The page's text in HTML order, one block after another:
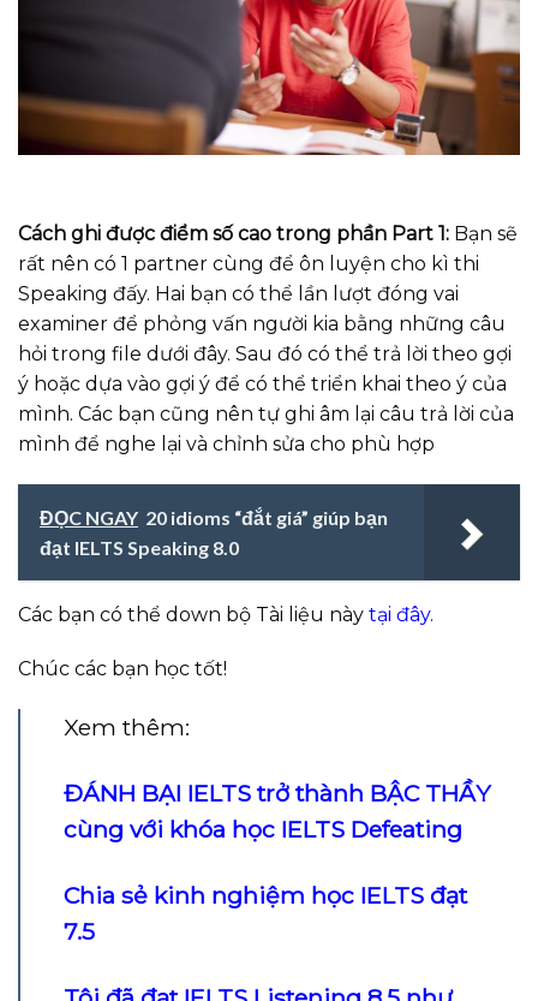
Cách ghi được điểm số cao trong phần Part 1: Bạn sẽ
rất nên có 1 partner cùng để ôn luyện cho kì thi
Speaking đấy. Hai bạn có thể lần lượt đóng vai
examiner để phỏng vấn người kia bằng những câu
hỏi trong file dưới đây. Sau đó có thể trả lời theo gợi
ý hoặc dựa vào gợi ý để có thể triển khai theo ý của
mình. Các bạn cũng nên tự ghi âm lại câu trả lời của
mình để nghe lại và chỉnh sửa cho phù hợp
ĐỌC NGAY 20 idioms “đắt giá” giúp bạn
đạt IELTS Speaking 8.0
Các bạn có thể down bộ Tài liệu này tại đây.
Chúc các bạn học tốt!
Xem thêm:
ĐÁNH BẠI IELTS trở thành BẬC THẦY
cùng với khóa học IELTS Defeating
Chia sẻ kinh nghiệm học IELTS đạt
7.5